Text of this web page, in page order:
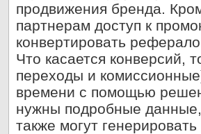
продвижения бренда.
партнерам доступ к
конвертировать
Что касается конверсий,
переходы и
времени с помощью
нужны подробные
также могут